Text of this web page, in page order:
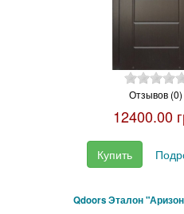
Отзывов (0)
12400.00
Купить
Qdoors Эталон